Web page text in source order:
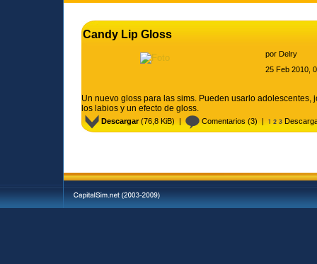
Candy Lip Gloss
por Delry
25 Feb 2010,
Un nuevo gloss para las sims. Pueden usarlo
los labios y un efecto de gloss.
Descargar(76,8 KiB) | Comentarios (3) |